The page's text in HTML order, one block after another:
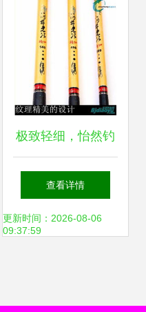
极致轻细，怡然钓
趣 太平洋酒井忠次
台钓竿3.6米深度体
查看详情
更新时间：2026-08-06
09:37:59